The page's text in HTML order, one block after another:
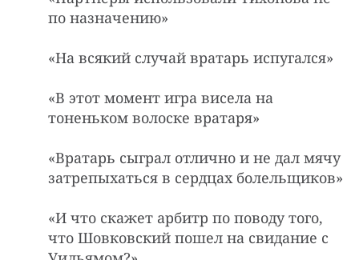
по назначению»
«На всякий случай вратарь испугался»
«В этот момент игра висела на
тоненьком волоске вратаря»
«Вратарь сыграл отлично и не дал мячу
затрепыхаться в сердцах болельщиков»
«И что скажет арбитр по поводу того,
что Шовковский пошел на свидание с